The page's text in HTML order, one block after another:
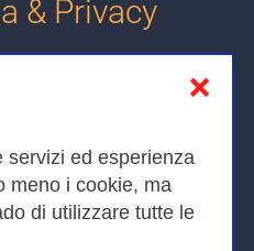
servizi ed esperienza
meno i cookie, ma
di utilizzare tutte le
❌
& Privacy